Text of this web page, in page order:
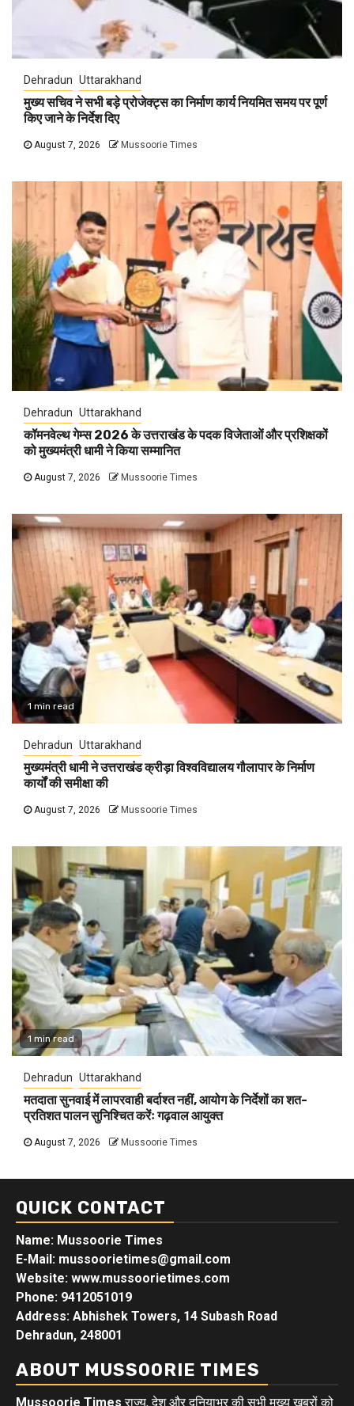
Dehradun Uttarakhand
मुख्य सचिव ने सभी बड़े प्रोजेक्ट्स का निर्माण कार्य नियमित समय पर पूर्ण
किए जाने के निर्देश दिए
August 7, 2026 Mussoorie Times
Dehradun Uttarakhand
कॉमनवेल्थ गेम्स 2026 के उत्तराखंड के पदक विजेताओं और प्रशिक्षकों
को मुख्यमंत्री धामी ने किया सम्मानित
August 7, 2026 Mussoorie Times
1 min read
Dehradun Uttarakhand
मुख्यमंत्री धामी ने उत्तराखंड क्रीड़ा विश्वविद्यालय गौलापार के निर्माण
कार्यों की समीक्षा की
August 7, 2026 Mussoorie Times
1 min read
Dehradun Uttarakhand
मतदाता सुनवाई में लापरवाही बर्दाश्त नहीं, आयोग के निर्देशों का शत-
प्रतिशत पालन सुनिश्चित करेंः गढ़वाल आयुक्त
August 7, 2026 Mussoorie Times
QUICK CONTACT
Name: Mussoorie Times
E-Mail: mussoorietimes@gmail.com
Website: www.mussoorietimes.com
Phone: 9412051019
Address: Abhishek Towers, 14 Subash Road
Dehradun, 248001
ABOUT MUSSOORIE TIMES
Mussoorie Times राज्य, देश और दुनियाभर की सभी मुख्य खबरों को